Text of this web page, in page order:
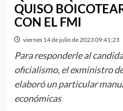
QUISO
CON EL FMI
viernes 14 de julio de 2023 09:41:23
Para responderle al
oficialismo, el exministro
elaboró un particular
económicas